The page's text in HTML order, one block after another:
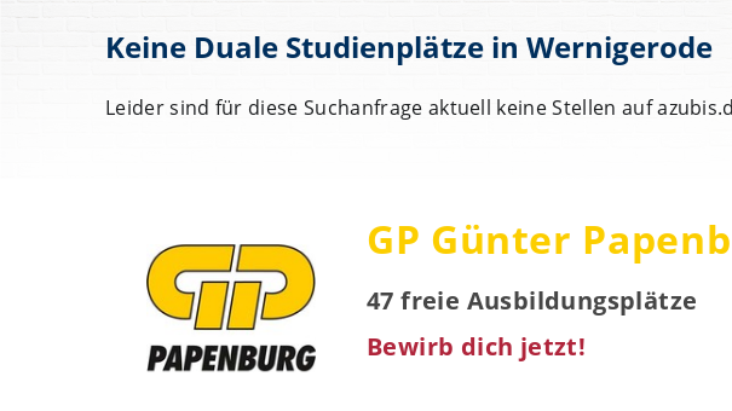
Keine Duale Studienplätze in Wernigerode
Leider sind für diese Suchanfrage aktuell keine Stellen auf
GP Günter
47 freie Ausbildungsplätze
Bewirb dich jetzt!